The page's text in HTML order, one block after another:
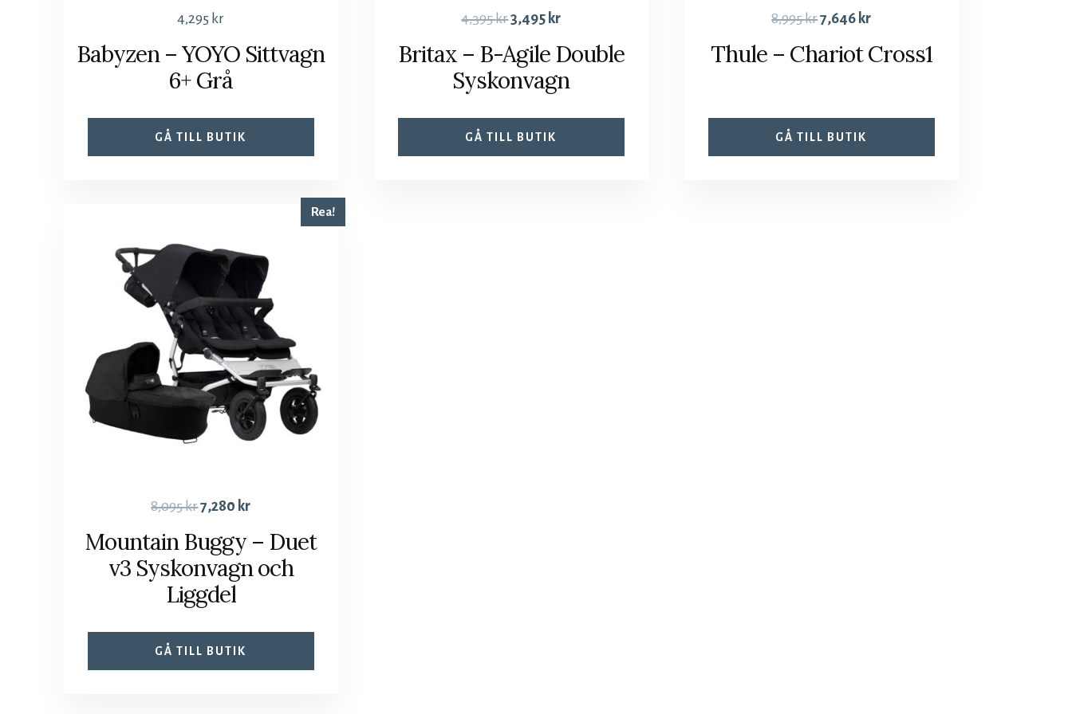
4,295 kr
Babyzen – YOYO Sittvagn
6+ Grå
GÅ TILL BUTIK
4,395kr3,495 kr
Britax – B-Agile Double
Syskonvagn
GÅ TILL BUTIK
8,995kr7,646 kr
Thule – Chariot Cross1
GÅ TILL BUTIK
Rea!
8,095kr7,280 kr
Mountain Buggy – Duet
v3 Syskonvagn och
Liggdel
GÅ TILL BUTIK